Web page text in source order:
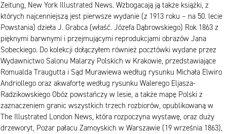
Zeitung, New York Illustrated News. Wzbogacają ją także książki, z
których najcenniejszą jest pierwsze wydanie (z 1913 roku – na 50. lecie
Powstania) dzieła J. Grabca (właść. Józefa Dąbrowskiego) Rok 1863 z
pięknymi barwnymi i przejmującymi reprodukcjami obrazów Jana
Sobeckiego. Do kolekcji dołączyłem również pocztówki wydane przez
Wydawnictwo Salonu Malarzy Polskich w Krakowie, przedstawiające
Romualda Traugutta i Sąd Murawiewa według rysunku Michała Elwiro
Andriollego oraz akwafortę według rysunku Walerego Eljasza-
Radzikowskiego Obóz powstańczy w lesie, a także mapę Polski z
zaznaczeniem granic wszystkich trzech rozbiorów, opublikowaną w
The Illustrated London News, która rozpoczyna wystawę, oraz duży
drzeworyt, Pożar pałacu Zamoyskich w Warszawie (19 września 1863),